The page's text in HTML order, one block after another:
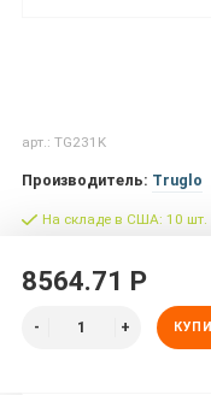
арт.: TG231K
Производитель: Truglo
На складе в США: 10 шт.
8564.71 Р